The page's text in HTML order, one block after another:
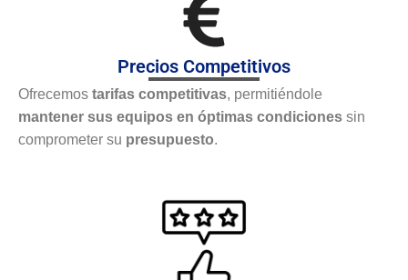
Precios Competitivos
Ofrecemos tarifas competitivas, permitiéndole
mantener sus equipos en óptimas condiciones sin
comprometer su presupuesto.